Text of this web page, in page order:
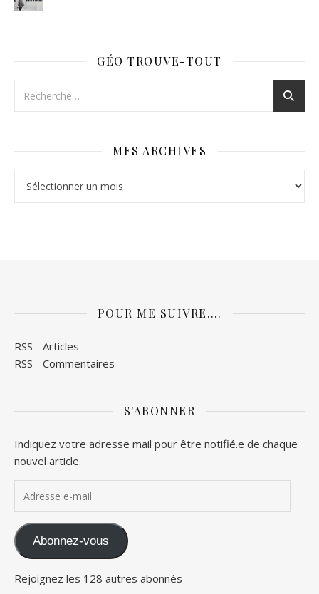
GÉO TROUVE-TOUT
MES ARCHIVES
POUR ME SUIVRE….
RSS - Articles
RSS - Commentaires
S'ABONNER
Indiquez votre adresse mail pour être notifié.e de chaque
nouvel article.
Abonnez-vous
Rejoignez les 128 autres abonnés